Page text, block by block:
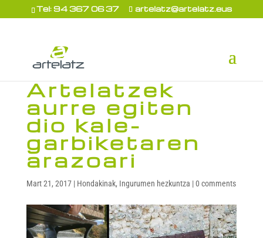
Tel: 94 367 06 37 artelatz@artelatz.eus
Artelatzek
aurre egiten
dio kale-
garbiketaren
arazoari
Mart 21, 2017| Hondakinak, Ingurumen hezkuntza |0 comments